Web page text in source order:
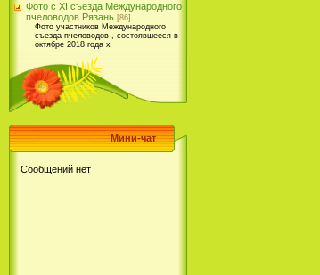
Фото с XI съезда Международного
пчеловодов Рязань [86]
Фото участников Международного
съезда пчеловодов , состоявшееся в
октябре 2018 года х
Мини-чат